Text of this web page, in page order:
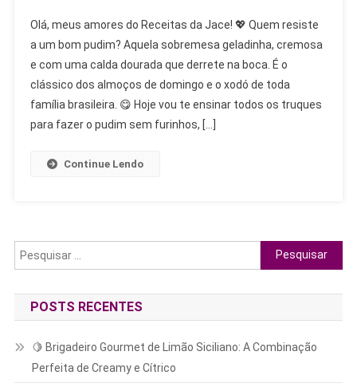
Pudim
De
Leite
Condensado
Perfeito
(Sem
🍮
Olá, meus amores do Receitas da Jace! 💖 Quem resiste
a um bom pudim? Aquela sobremesa geladinha, cremosa
e com uma calda dourada que derrete na boca. É o
clássico dos almoços de domingo e o xodó de toda
família brasileira. 😋 Hoje vou te ensinar todos os truques
para fazer o pudim sem furinhos, […]
Continue Lendo
Pesquisar
por:
POSTS RECENTES
🍋 Brigadeiro Gourmet de Limão Siciliano: A Combinação
Perfeita de Creamy e Cítrico